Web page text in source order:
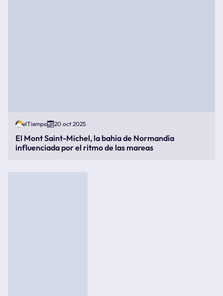
elTiempo 20 oct 2025
El Mont Saint-Michel, la bahía de Normandía
influenciada por el ritmo de las mareas